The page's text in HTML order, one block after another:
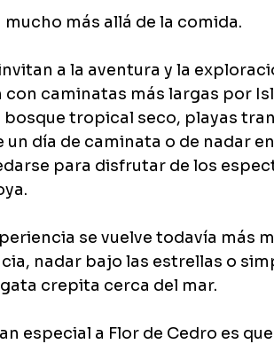
más allá de la comida.
a la aventura y la
caminatas más largas por
tropical seco, playas
un día de caminata o de nadar
para disfrutar de los
se vuelve todavía más
nadar bajo las estrellas o
crepita cerca del mar.
especial a Flor de Cedro es